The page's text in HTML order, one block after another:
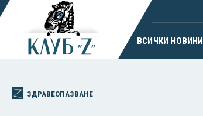
ВСИЧКИ НОВИНИ
ЗДРАВЕОПАЗВАНЕ